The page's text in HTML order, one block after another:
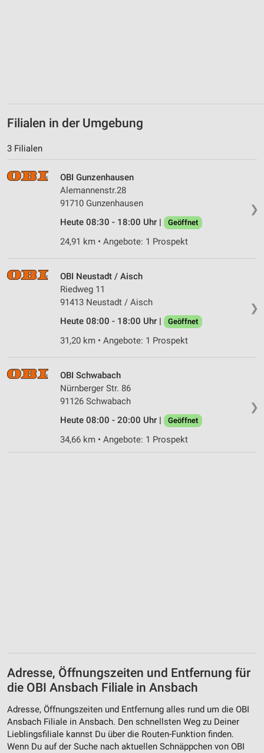
Filialen in der Umgebung
3 Filialen
❯
OBI Gunzenhausen
Alemannenstr.28
91710 Gunzenhausen
Heute 08:30 - 18:00 Uhr |
Geöffnet
24,91 km • Angebote: 1 Prospekt
❯
OBI Neustadt / Aisch
Riedweg 11
91413 Neustadt / Aisch
Heute 08:00 - 18:00 Uhr |
Geöffnet
31,20 km • Angebote: 1 Prospekt
❯
OBI Schwabach
Nürnberger Str. 86
91126 Schwabach
Heute 08:00 - 20:00 Uhr |
Geöffnet
34,66 km • Angebote: 1 Prospekt
Adresse, Öffnungszeiten und Entfernung für
die OBI Ansbach Filiale in Ansbach
Adresse, Öffnungszeiten und Entfernung alles rund um die OBI
Ansbach Filiale in Ansbach. Den schnellsten Weg zu Deiner
Lieblingsfiliale kannst Du über die Routen-Funktion finden.
Wenn Du auf der Suche nach aktuellen Schnäppchen von OBI
Verwendung reduzierter Daten zur Auswahl von
Verwendung genauer Standortdaten
Geräte anhand von aktiv angeforderten
Informationen identifizieren
Performance